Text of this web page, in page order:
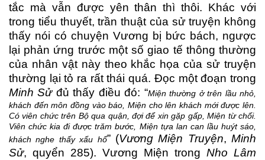
tắc mà vẫn được yên thân thì thôi. Khác với
trong tiểu thuyết, trần thuật của sử truyện không
thấy nói có chuyện Vương bị bức bách, ngược
lại phản ứng trước một số giao tế thông thường
của nhân vật này theo khắc họa của sử truyện
thường lại tỏ ra rất thái quá. Đọc một đoạn trong
Minh Sửđủ thấy điều đó: “Miện thường ở trên lầu nhỏ,
khách đến môn đồng vào báo, Miện cho lên khách mới được lên.
Có viên chức trên Bộ qua quận, đợi để xin gặp gấp, Miện từ chối.
Viên chức kia đi được trăm bước, Miện tựa lan can lầu huýt sáo,
khách nghe thấy xấu hổ” (Vương Miện Truyện, Minh
Sử, quyển 285). Vương Miện trong Nho Lâm